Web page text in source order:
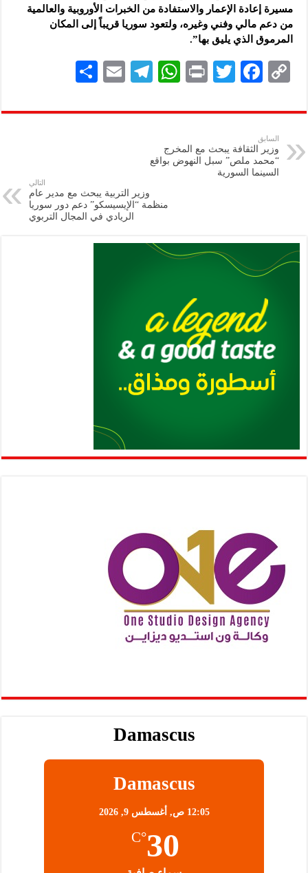
مسيرة إعادة الإعمار والاستفادة من الخبرات الأوروبية والعالمية
من دعم مالي وفني وغيره، ولتعود سوريا قريباً إلى المكان
المرموق الذي يليق بها”.
C
p
y
Li
n
F
eb
k
T
tt
P
nt
W
at
A
p
Te
gr
E
ai
ar
السابق
وزير الثقافة يبحث مع المخرج
“محمد ملص” سبل النهوض بواقع
السينما السورية
التالي
وزير التربية يبحث مع مدير عام
منظمة “الإيسيسكو” دعم دور سوريا
الريادي في المجال التربوي
Damascus
Damascus
12:05 ص, أغسطس 9, 2026
30
°C